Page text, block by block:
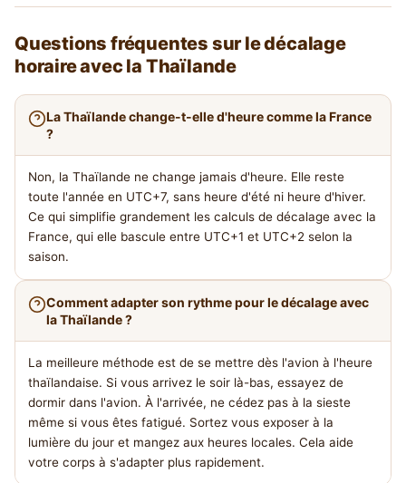
Questions fréquentes sur le décalage
horaire avec la Thaïlande
La Thaïlande change-t-elle d'heure comme la France
?
Non, la Thaïlande ne change jamais d'heure. Elle reste
toute l'année en UTC+7, sans heure d'été ni heure d'hiver.
Ce qui simplifie grandement les calculs de décalage avec la
France, qui elle bascule entre UTC+1 et UTC+2 selon la
saison.
Comment adapter son rythme pour le décalage avec
la Thaïlande ?
La meilleure méthode est de se mettre dès l'avion à l'heure
thaïlandaise. Si vous arrivez le soir là-bas, essayez de
dormir dans l'avion. À l'arrivée, ne cédez pas à la sieste
même si vous êtes fatigué. Sortez vous exposer à la
lumière du jour et mangez aux heures locales. Cela aide
votre corps à s'adapter plus rapidement.